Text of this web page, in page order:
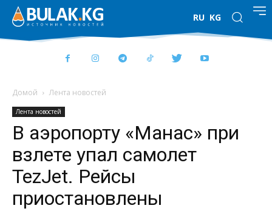
RU KG
Домой Лента новостей
Лента новостей
В аэропорту «Манас» при
взлете упал самолет
TezJet. Рейсы
приостановлены